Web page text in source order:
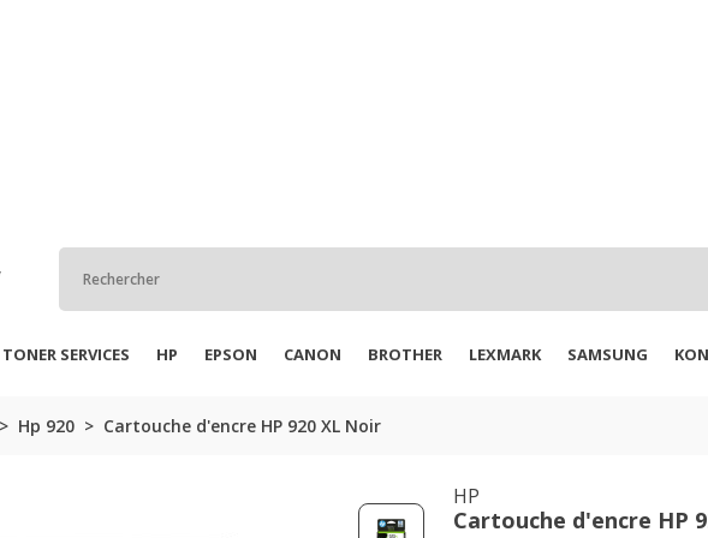
TONER SERVICES HP EPSON CANON BROTHER LEXMARK SAMSUNG
Hp 920 Cartouche d'encre HP 920 XL Noir
HP
Cartouche d'encre HP